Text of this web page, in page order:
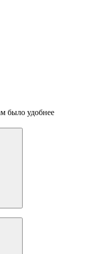
было удобнее